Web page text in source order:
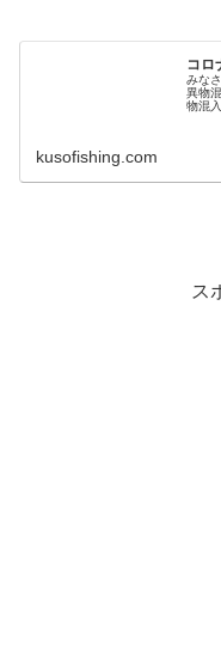
コロ
みな
異物
物混
kusofishing.com
ス